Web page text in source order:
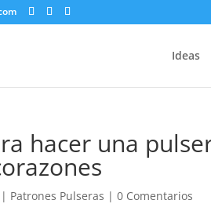
Ideas
hacer una
| Patrones Pulseras |0 Comentarios